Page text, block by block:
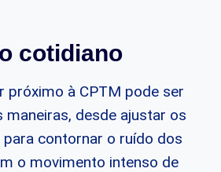
cotidiano
próximo à CPTM pode ser
maneiras, desde ajustar os
contornar o ruído dos
o movimento intenso de